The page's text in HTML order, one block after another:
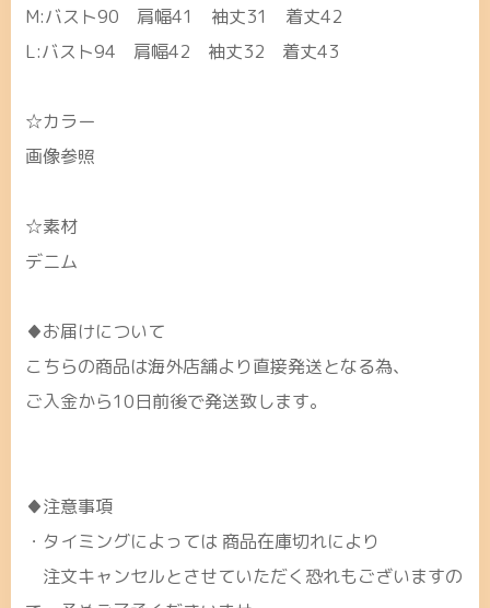
M:バスト90 肩幅41 袖丈31 着丈42
L:バスト94 肩幅42 袖丈32 着丈43
☆カラー
画像参照
☆素材
デニム
♦お届けについて
こちらの商品は海外店舗より直接発送となる為、
ご入金から10日前後で発送致します。
♦注意事項
・タイミングによっては 商品在庫切れにより
注文キャンセルとさせていただく恐れもございますの